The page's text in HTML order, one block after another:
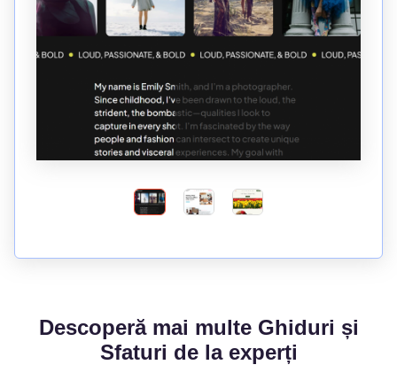
Descoperă mai multe Ghiduri și
Sfaturi de la experți